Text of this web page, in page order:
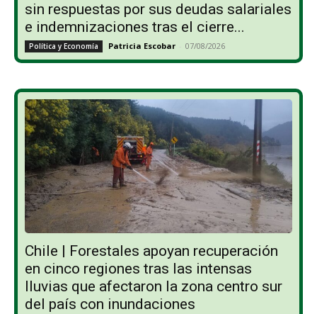
sin respuestas por sus deudas salariales
e indemnizaciones tras el cierre...
Política y Economía Patricia Escobar - 07/08/2026
Chile | Forestales apoyan recuperación
en cinco regiones tras las intensas
lluvias que afectaron la zona centro sur
del país con inundaciones